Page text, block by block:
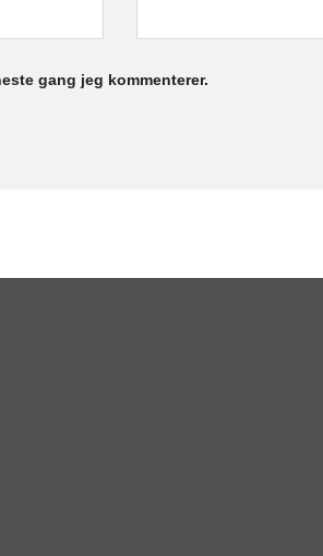
gang jeg kommenterer.